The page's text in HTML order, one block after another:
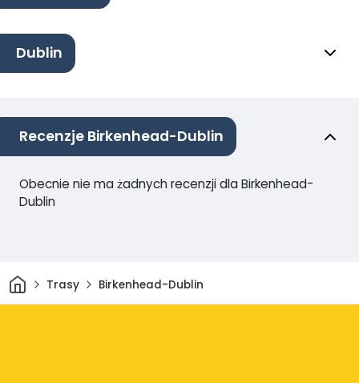
Dublin
Recenzje Birkenhead-Dublin
Obecnie nie ma żadnych recenzji dla Birkenhead-
Dublin
DomTrasy Birkenhead-Dublin